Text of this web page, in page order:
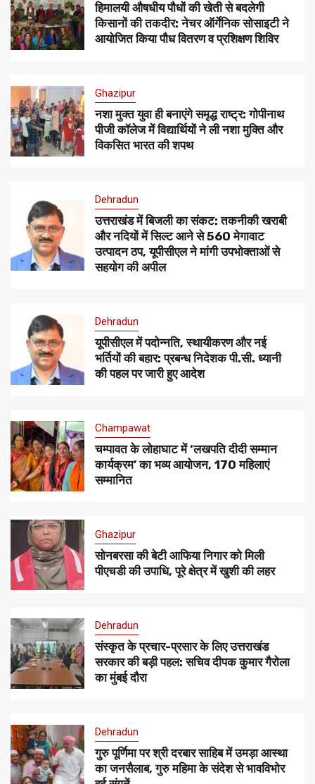
हिमालयी औषधीय पौधों की खेती से बदलेगी
किसानों की तकदीर: नेचर ऑर्गेनिक सोसाइटी ने
आयोजित किया पौध वितरण व प्रशिक्षण शिविर
Ghazipur
नशा मुक्त युवा ही बनाएंगे समृद्ध राष्ट्र: गोपीनाथ
पीजी कॉलेज में विद्यार्थियों ने ली नशा मुक्ति और
विकसित भारत की शपथ
Dehradun
उत्तराखंड में बिजली का संकट: तकनीकी खराबी
और नदियों में सिल्ट आने से 560 मेगावाट
उत्पादन ठप, यूपीसीएल ने मांगी उपभोक्ताओं से
सहयोग की अपील
Dehradun
यूपीसीएल में पदोन्नति, स्थायीकरण और नई
भर्तियों की बहार: प्रबन्ध निदेशक पी.सी. ध्यानी
की पहल पर जारी हुए आदेश
Champawat
चम्पावत के लोहाघाट में ‘लखपति दीदी सम्मान
कार्यक्रम’ का भव्य आयोजन, 170 महिलाएं
सम्मानित
Ghazipur
सोनबरसा की बेटी आफिया निगार को मिली
पीएचडी की उपाधि, पूरे क्षेत्र में खुशी की लहर
Dehradun
संस्कृत के प्रचार-प्रसार के लिए उत्तराखंड
सरकार की बड़ी पहल: सचिव दीपक कुमार गैरोला
का मुंबई दौरा
Dehradun
गुरु पूर्णिमा पर श्री दरबार साहिब में उमड़ा आस्था
का जनसैलाब, गुरु महिमा के संदेश से भावविभोर